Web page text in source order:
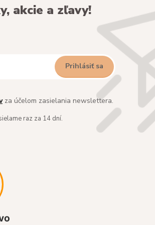
akcie a zľavy!
Prihlásiť sa
za účelom zasielania newslettera.
raz za 14 dní.